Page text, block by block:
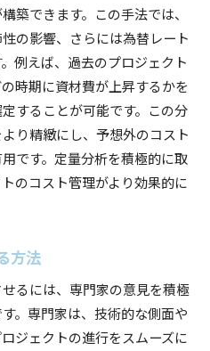
築できます。この手法では、
の影響、さらには為替レート
例えば、過去のプロジェクト
時期に資材費が上昇するかを
することが可能です。この分
り精緻にし、予想外のコスト
です。定量分析を積極的に取
のコスト管理がより効果的に
方法
るには、専門家の意見を積極
。専門家は、技術的な側面や
ジェクトの進行をスムーズに